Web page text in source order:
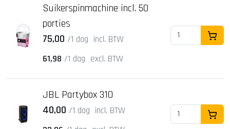
Suikerspinmachine incl. 50
porties
75,00 /1 dag incl. BTW
61,98 /1 dag excl. BTW
In
JBL Partybox 310
40,00 /1 dag incl. BTW
In